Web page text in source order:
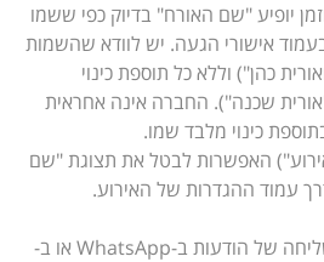
יופיע "שם האורח" בדיוק כפי ששמו
אישורי הגעה. יש לוודא שהשמות
כהן") וללא כל תוספת כינוי
"אורית שכנה"). החברה אינה אחראית
כינוי מלבד שמו.
האפשרות לבטל את תצוגת "שם
עמוד ההגדרות של האירוע.
22. בשירות בו מתבצעת שליחה של הודעות ב-WhatsApp או ב-